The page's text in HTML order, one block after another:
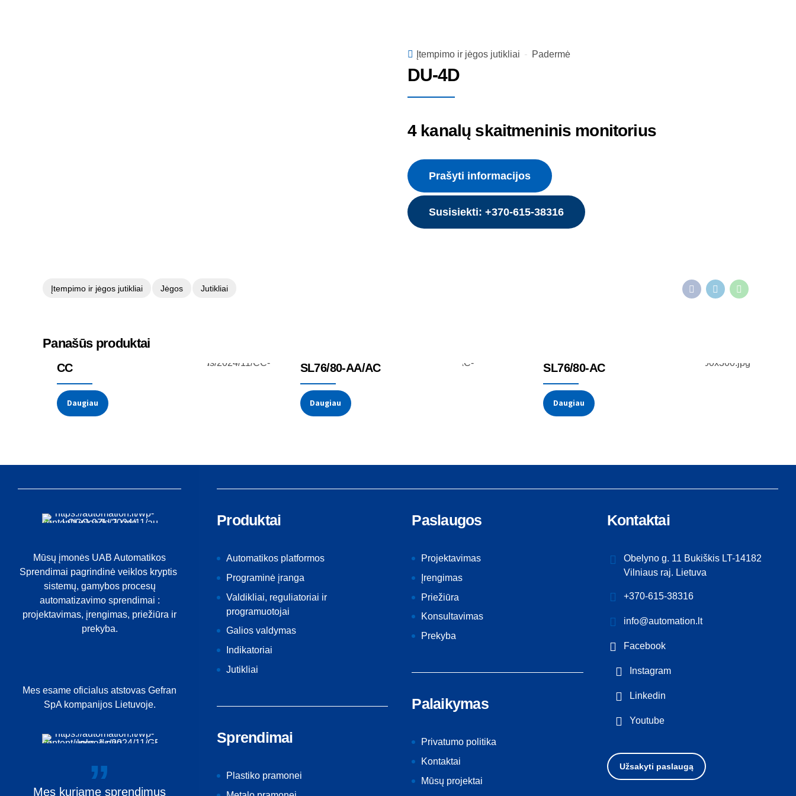
Įtempimo ir jėgos jutikliai Padermė
DU-4D
4 kanalų skaitmeninis monitorius
Prašyti informacijos
Susisiekti: +370-615-38316
Įtempimo ir jėgos jutikliai Jėgos Jutikliai
Panašūs produktai
Įtempimo ir jėgos jutikliai
CC
Daugiau
SL76/80-AA/AC
Daugiau
SL76/80-AC
Daugiau
Mūsų įmonės UAB Automatikos
Sprendimai pagrindinė veiklos kryptis
sistemų, gamybos procesų
automatizavimo sprendimai :
projektavimas, įrengimas, priežiūra ir
prekyba.
Mes esame oficialus atstovas Gefran
SpA kompanijos Lietuvoje.
Mes kuriame sprendimus
Produktai
Automatikos platformos
Programinė įranga
Valdikliai, reguliatoriai ir
programuotojai
Galios valdymas
Indikatoriai
Jutikliai
Sprendimai
Plastiko pramonei
Paslaugos
Projektavimas
Įrengimas
Priežiūra
Konsultavimas
Prekyba
Palaikymas
Privatumo politika
Kontaktai
Mūsų projektai
Kontaktai
Obelyno g. 11 Bukiškis LT-14182
Vilniaus raj. Lietuva
+370-615-38316
info@automation.lt
Facebook
Instagram
Linkedin
Youtube
Užsakyti paslaugą